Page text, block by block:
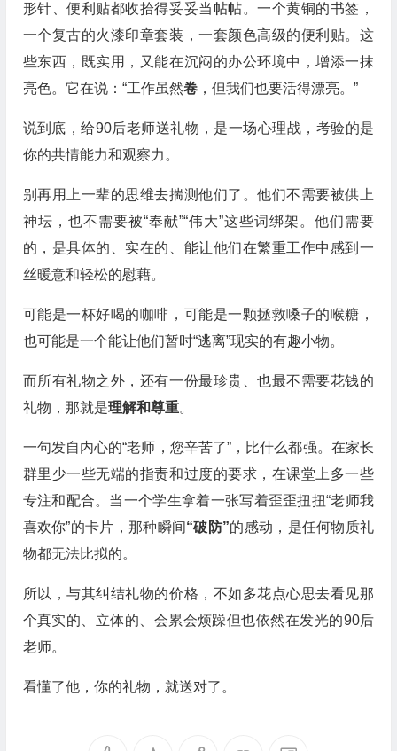
形针、便利贴都收拾得妥妥当帖帖。一个黄铜的书签，
一个复古的火漆印章套装，一套颜色高级的便利贴。这
些东西，既实用，又能在沉闷的办公环境中，增添一抹
亮色。它在说：“工作虽然卷，但我们也要活得漂亮。”
说到底，给90后老师送礼物，是一场心理战，考验的是
你的共情能力和观察力。
别再用上一辈的思维去揣测他们了。他们不需要被供上
神坛，也不需要被“奉献”“伟大”这些词绑架。他们需要
的，是具体的、实在的、能让他们在繁重工作中感到一
丝暖意和轻松的慰藉。
可能是一杯好喝的咖啡，可能是一颗拯救嗓子的喉糖，
也可能是一个能让他们暂时“逃离”现实的有趣小物。
而所有礼物之外，还有一份最珍贵、也最不需要花钱的
礼物，那就是理解和尊重。
一句发自内心的“老师，您辛苦了”，比什么都强。在家长
群里少一些无端的指责和过度的要求，在课堂上多一些
专注和配合。当一个学生拿着一张写着歪歪扭扭“老师我
喜欢你”的卡片，那种瞬间“破防”的感动，是任何物质礼
物都无法比拟的。
所以，与其纠结礼物的价格，不如多花点心思去看见那
个真实的、立体的、会累会烦躁但也依然在发光的90后
老师。
看懂了他，你的礼物，就送对了。